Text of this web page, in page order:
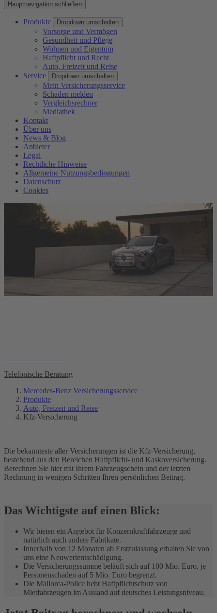
Hauptnavigation schließen
Produkte Dropdown umschalten
Vorsorge und Vermögen
Gesundheit und Pflege
Wohnen und Eigentum
Haftpflicht und Recht
Auto, Freizeit und Reise
Service
Dropdown umschalten
Mein Versicherungsservice
Schaden melden
Vergleichsrechner
Mediathek
Kontakt
Über uns
News & Blog
Anbieter
Legal
Rechtliche Hinweise
Allgemeine Nutzungsbedingungen
Datenschutz
Cookies
Telefonische Beratung
Mercedes-Benz Versicherungsservice
Produkte
Auto, Freizeit und Reise
Kfz-Versicherung
Die bekannteste aller Versicherungen ist die Kfz-Versicherung,
bestehend aus den Bereichen Haftpflicht- und Kaskoversicherung.
Berechnen Sie hier mit Ihrem Fahrzeugschein und der letzten
Rechnung in wenigen Schritten Ihren persönlichen Beitrag.
Das Wichtigste auf einen Blick:
Wir bieten ein Angebot für Konzernkraftfahrzeuge und
natürlich auch andere Fabrikate.
Innerhalb von 12 Monaten ab Erstzulassung erhalten Sie von
uns eine Neuwertentschädigung.
Die Versicherungssumme beläuft sich auf 100 Mio. Euro, je
Personenschaden auf 5 Mio. Euro begrenzt.
Die Mallorca-Police hebt Haftpflichtschutz von
Mietfahrzeugen im Ausland auf deutsches Leistungsniveau.